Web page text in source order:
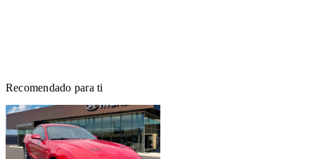
Recomendado para ti